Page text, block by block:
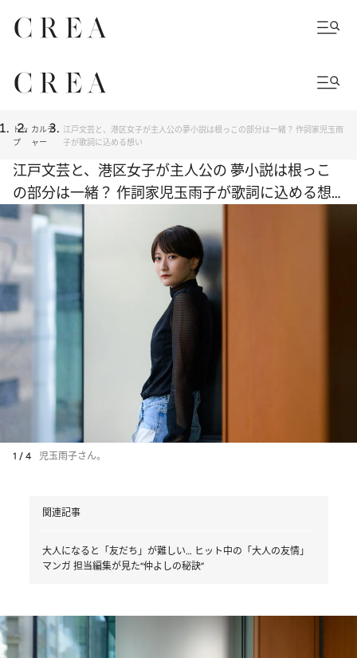
トッ
プ
カルチ
ャー
江戸文芸と、港区女子が主人公の夢小説は根っこの部分は一緒？ 作詞家児玉雨
子が歌詞に込める想い
江戸文芸と、港区女子が主人公の 夢小説は根っこ
の部分は一緒？ 作詞家児玉雨子が歌詞に込める想
い
1 / 4 児玉雨子さん。
関連記事
大人になると「友だち」が難しい… ヒット中の「大人の友情」
マンガ 担当編集が見た“仲よしの秘訣”